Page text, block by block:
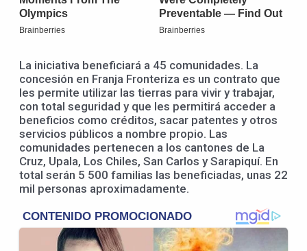
La iniciativa beneficiará a 45 comunidades. La
concesión en Franja Fronteriza es un contrato que
les permite utilizar las tierras para vivir y trabajar,
con total seguridad y que les permitirá acceder a
beneficios como créditos, sacar patentes y otros
servicios públicos a nombre propio. Las
comunidades pertenecen a los cantones de La
Cruz, Upala, Los Chiles, San Carlos y Sarapiquí. En
total serán 5 500 familias las beneficiadas, unas 22
mil personas aproximadamente.